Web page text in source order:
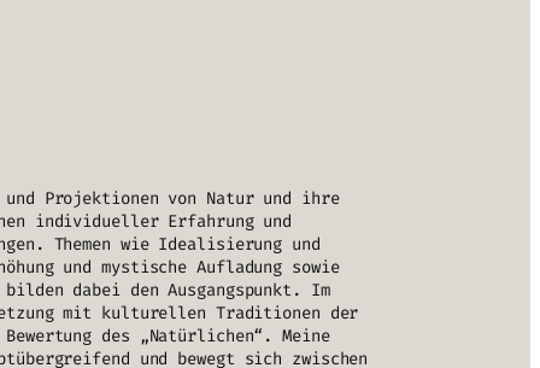
Projektionen von Natur und ihre
individueller Erfahrung und
Themen wie Idealisierung und
und mystische Aufladung sowie
bilden dabei den Ausgangspunkt. Im
mit kulturellen Traditionen der
Bewertung des „Natürlichen“. Meine
und bewegt sich zwischen